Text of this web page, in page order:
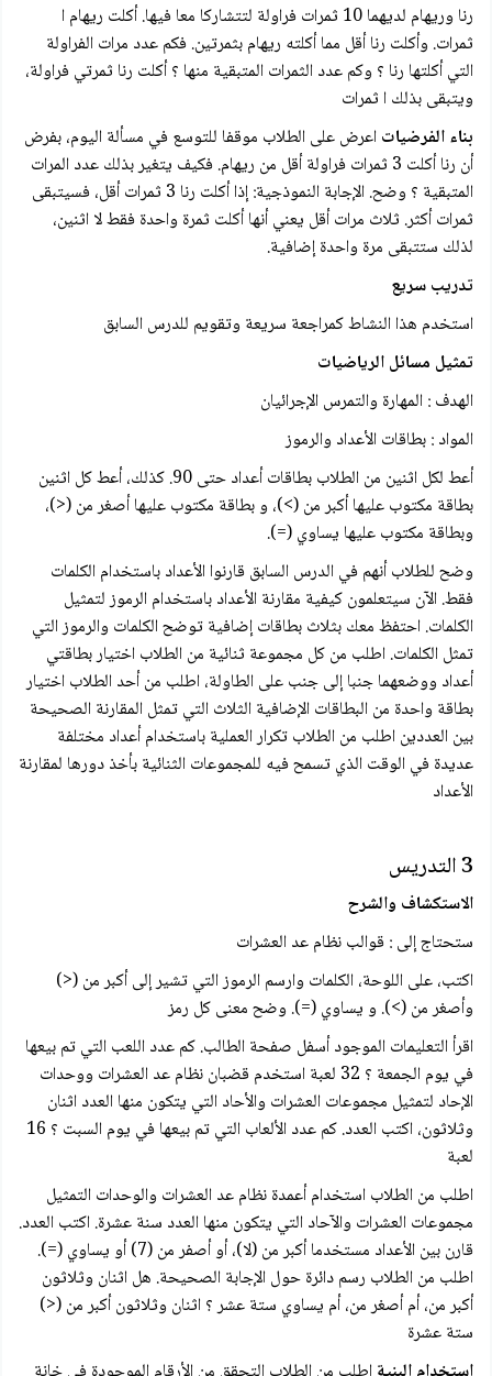
رنا وريهام لديهما 10 ثمرات فراولة لتتشارکا معا فيها. أكلت ريهام ا
ثمرات. وأكلت رنا أقل مما أكلته ريهام بثمرتين. فكم عدد مرات الفراولة
التي أكلتها رنا ؟ وكم عدد الثمرات المتبقية منها ؟ أكلت رنا ثمرتي فراولة،
ويتبقى بذلك ا ثمرات
بناء الفرضيات اعرض على الطلاب موقفا للتوسع في مسألة اليوم، بفرض
أن رنا أكلت 3 ثمرات فراولة أقل من ريهام. فكيف يتغير بذلك عدد المرات
المتبقية ؟ وضح. الإجابة النموذجية: إذا أكلت رنا 3 ثمرات أقل، فسيتبقى
ثمرات أكثر. ثلاث مرات أقل يعني أنها أكلت ثمرة واحدة فقط لا اثنين،
لذلك ستتبقى مرة واحدة إضافية.
تدريب سريع
استخدم هذا النشاط کمراجعة سريعة وتقويم للدرس السابق
تمثیل مسائل الرياضيات
الهدف : المهارة والتمرس الإجرائيان
المواد : بطاقات الأعداد والرموز
أعط لكل اثنين من الطلاب بطاقات أعداد حتى 90. كذلك، أعط كل اثنين
بطاقة مكتوب عليها أكبر من (>)، و بطاقة مكتوب عليها أصغر من (<)،
وبطاقة مكتوب عليها يساوي (=).
وضح للطلاب أنهم في الدرس السابق قارنوا الأعداد باستخدام الكلمات
فقط. الآن سيتعلمون كيفية مقارنة الأعداد باستخدام الرموز لتمثيل
الكلمات. احتفظ معك بثلاث بطاقات إضافية توضح الكلمات والرموز التي
تمثل الكلمات. اطلب من كل مجموعة ثنائية من الطلاب اختيار بطاقتي
أعداد ووضعهما جنبا إلى جنب على الطاولة، اطلب من أحد الطلاب اختيار
بطاقة واحدة من البطاقات الإضافية الثلاث التي تمثل المقارنة الصحيحة
بين العددين اطلب من الطلاب تكرار العملية باستخدام أعداد مختلفة
عديدة في الوقت الذي تسمح فيه للمجموعات الثنائية بأخذ دورها لمقارنة
الأعداد
3 التدريس
الاستكشاف والشرح
ستحتاج إلى : قوالب نظام عد العشرات
اکتب، على اللوحة، الكلمات وارسم الرموز التي تشير إلى أكبر من (<)
وأصغر من (>). و يساوي (=). وضح معنى كل رمز
اقرأ التعليمات الموجود أسفل صفحة الطالب. كم عدد اللعب التي تم بيعها
في يوم الجمعة ؟ 32 لعبة استخدم قضبان نظام عد العشرات ووحدات
الإحاد لتمثيل مجموعات العشرات والأحاد التي يتكون منها العدد اثنان
وثلاثون، اكتب العدد. كم عدد الألعاب التي تم بيعها في يوم السبت ؟ 16
لعبة
اطلب من الطلاب استخدام أعمدة نظام عد العشرات والوحدات التمثيل
مجموعات العشرات والآحاد التي يتكون منها العدد سنة عشرة. اكتب العدد.
قارن بين الأعداد مستخدما أكبر من (لا)، أو أصفر من (7) أو يساوي (=).
اطلب من الطلاب رسم دائرة حول الإجابة الصحيحة. هل اثنان وثلاثون
أكبر من، أم أصغر من، أم يساوي ستة عشر ؟ اثنان وثلاثون أكبر من (<)
ستة عشرة